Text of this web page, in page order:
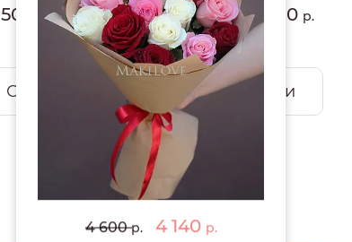
50 3 680 р.
Смотреть все открытки и игрушки
РЕКОМЕНДУЕМ
4 600р. 4 140 р.